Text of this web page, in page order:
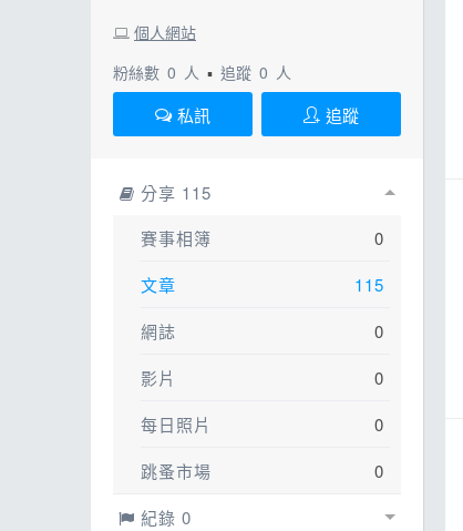
活動旅遊
話題
個人網站
粉絲數 0 人 ▪ 追蹤 0 人
私訊 追蹤
分享 115
賽事相簿
0
文章
115
網誌
0
影片
0
每日照片
0
跳蚤市場
0
紀錄 0